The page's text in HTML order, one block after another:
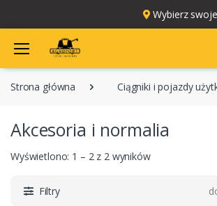
Wybierz
Strona główna Ciągniki i pojazdy
Akcesoria i normalia
Wyświetlono: 1 – 2 z 2 wyników
Filtry